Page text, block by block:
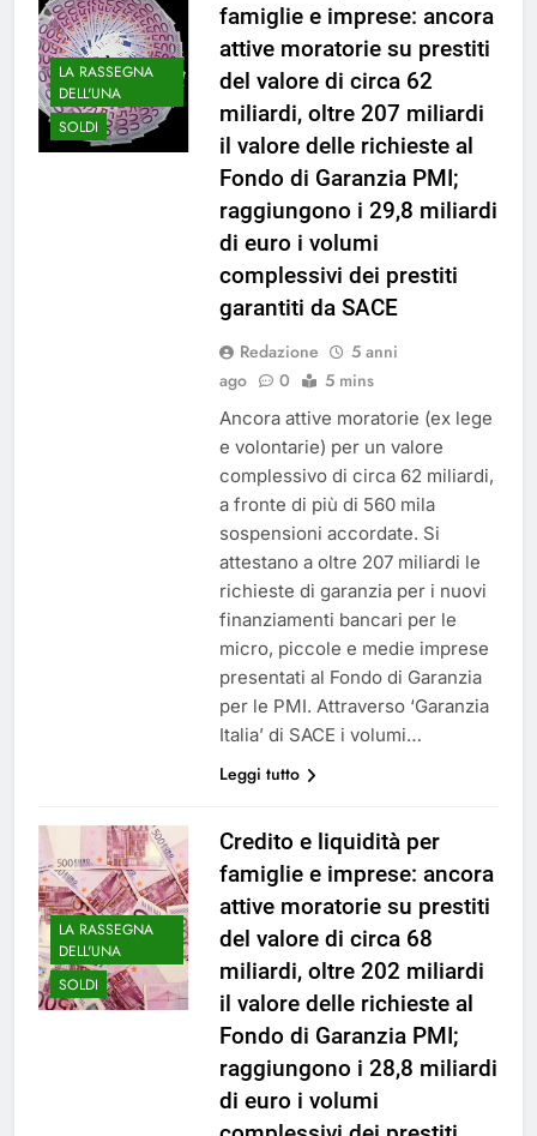
LA RASSEGNA
DELL'UNA
SOLDI
famiglie e imprese: ancora
attive moratorie su prestiti
del valore di circa 62
miliardi, oltre 207 miliardi
il valore delle richieste al
Fondo di Garanzia PMI;
raggiungono i 29,8 miliardi
di euro i volumi
complessivi dei prestiti
garantiti da SACE
Redazione
5 anni
ago
0 5 mins
Ancora attive moratorie (ex lege
e volontarie) per un valore
complessivo di circa 62 miliardi,
a fronte di più di 560 mila
sospensioni accordate. Si
attestano a oltre 207 miliardi le
richieste di garanzia per i nuovi
finanziamenti bancari per le
micro, piccole e medie imprese
presentati al Fondo di Garanzia
per le PMI. Attraverso ‘Garanzia
Italia’ di SACE i volumi…
Leggi tutto
LA RASSEGNA
DELL'UNA
SOLDI
Credito e liquidità per
famiglie e imprese: ancora
attive moratorie su prestiti
del valore di circa 68
miliardi, oltre 202 miliardi
il valore delle richieste al
Fondo di Garanzia PMI;
raggiungono i 28,8 miliardi
di euro i volumi